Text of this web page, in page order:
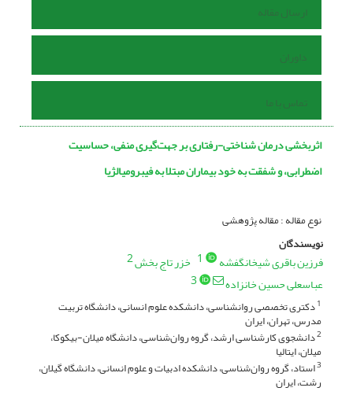
ارسال مقاله
داوران
تماس با ما
اثربخشی درمان شناختی-رفتاری بر جهت‌گیری منفی، حساسیت
اضطرابی، و شفقت به خود بیماران مبتلا به فیبرومیالژیا
نوع مقاله : مقاله پژوهشی
نویسندگان
فرزین باقری شیخانگفشه 1 خزر تاج بخش2
عباسعلی حسین خانزاده
3
1دکتری تخصصی روانشناسی، دانشکده علوم انسانی، دانشگاه تربیت
مدرس، تهران، ایران
2دانشجوی کارشناسی ارشد، گروه روان‌شناسی، دانشگاه میلان-بیکوکا،
میلان، ایتالیا
3استاد، گروه روان‌شناسی، دانشکده ادبیات و علوم انسانی، دانشگاه گیلان،
رشت، ایران